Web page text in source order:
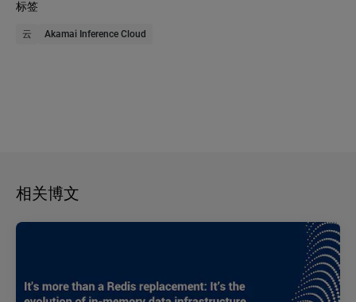
标签
云 Akamai Inference Cloud
相关博文